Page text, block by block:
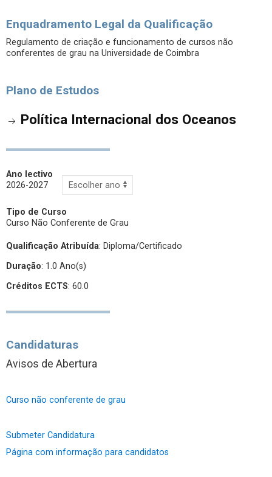
Enquadramento Legal da Qualificação
Regulamento de criação e funcionamento de cursos não
conferentes de grau na Universidade de Coimbra
Plano de Estudos
Política Internacional dos Oceanos
Ano lectivo
2026-2027
Tipo de Curso
Curso Não Conferente de Grau
Qualificação Atribuída: Diploma/Certificado
Duração: 1.0 Ano(s)
Créditos ECTS: 60.0
Candidaturas
Avisos de Abertura
Curso não conferente de grau
Submeter Candidatura
Página com informação para candidatos